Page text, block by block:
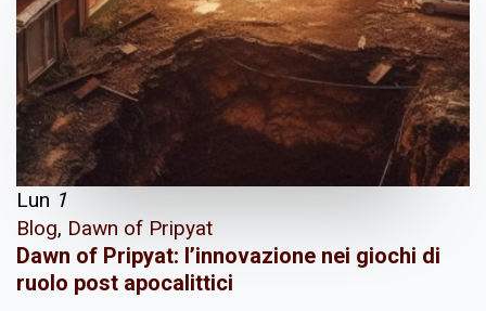
Lun 1
Blog, Dawn of Pripyat
Dawn of Pripyat: l’innovazione nei giochi di
ruolo post apocalittici